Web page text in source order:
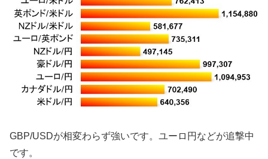
GBP/USDが相変わらず強いです。ユーロ円などが追撃中
です。